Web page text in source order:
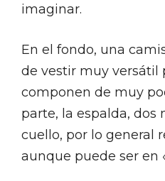
imaginar.
En el fondo, una
de vestir muy versátil
componen de muy
parte, la espalda, dos
cuello, por lo general
aunque puede ser en